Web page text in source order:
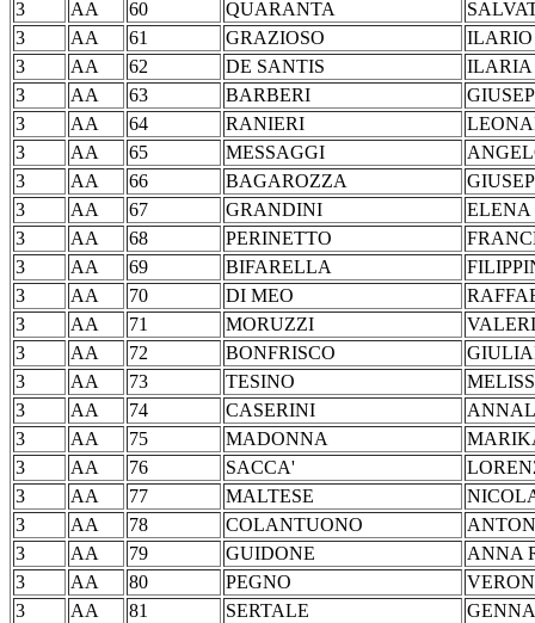
3
AA 60 QUARANTA
3
AA 61 GRAZIOSO
3
AA 62 DE SANTIS
3
AA 63 BARBERI
3
AA 64 RANIERI
3
AA 65 MESSAGGI
3
AA 66 BAGAROZZA
3
AA 67 GRANDINI
3
AA 68 PERINETTO
3
AA 69 BIFARELLA
3
AA 70 DI MEO
3
AA 71 MORUZZI
3
AA 72 BONFRISCO
3
AA 73 TESINO
3
AA 74 CASERINI
3
AA 75 MADONNA
3
AA 76 SACCA'
3
AA 77 MALTESE
3
AA 78 COLANTUONO
3
AA 79 GUIDONE
3
AA 80 PEGNO
3
AA 81 SERTALE